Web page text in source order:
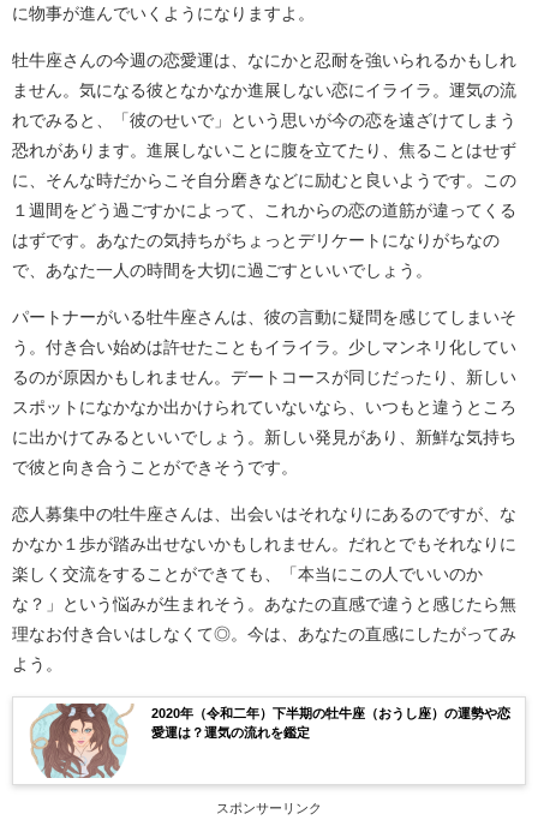
に物事が進んでいくようになりますよ。
牡牛座さんの今週の恋愛運は、なにかと忍耐を強いられるかもしれ
ません。気になる彼となかなか進展しない恋にイライラ。運気の流
れでみると、「彼のせいで」という思いが今の恋を遠ざけてしまう
恐れがあります。進展しないことに腹を立てたり、焦ることはせず
に、そんな時だからこそ自分磨きなどに励むと良いようです。この
１週間をどう過ごすかによって、これからの恋の道筋が違ってくる
はずです。あなたの気持ちがちょっとデリケートになりがちなの
で、あなた一人の時間を大切に過ごすといいでしょう。
パートナーがいる牡牛座さんは、彼の言動に疑問を感じてしまいそ
う。付き合い始めは許せたこともイライラ。少しマンネリ化してい
るのが原因かもしれません。デートコースが同じだったり、新しい
スポットになかなか出かけられていないなら、いつもと違うところ
に出かけてみるといいでしょう。新しい発見があり、新鮮な気持ち
で彼と向き合うことができそうです。
恋人募集中の牡牛座さんは、出会いはそれなりにあるのですが、な
かなか１歩が踏み出せないかもしれません。だれとでもそれなりに
楽しく交流をすることができても、「本当にこの人でいいのか
な？」という悩みが生まれそう。あなたの直感で違うと感じたら無
理なお付き合いはしなくて◎。今は、あなたの直感にしたがってみ
よう。
2020年（令和二年）下半期の牡牛座（おうし座）の運勢や恋
愛運は？運気の流れを鑑定
スポンサーリンク